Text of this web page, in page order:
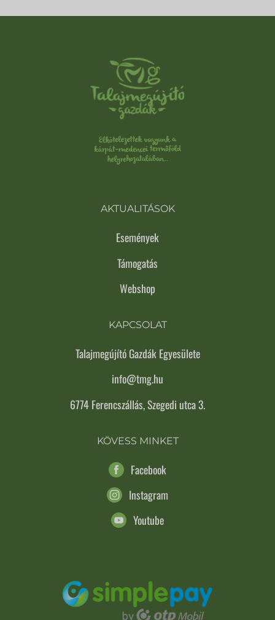
AKTUALITÁSOK
Események
Támogatás
Webshop
KAPCSOLAT
Talajmegújító Gazdák Egyesülete
info@tmg.hu
6774 Ferencszállás, Szegedi utca 3.
KÖVESS MINKET
Facebook
Instagram
Youtube